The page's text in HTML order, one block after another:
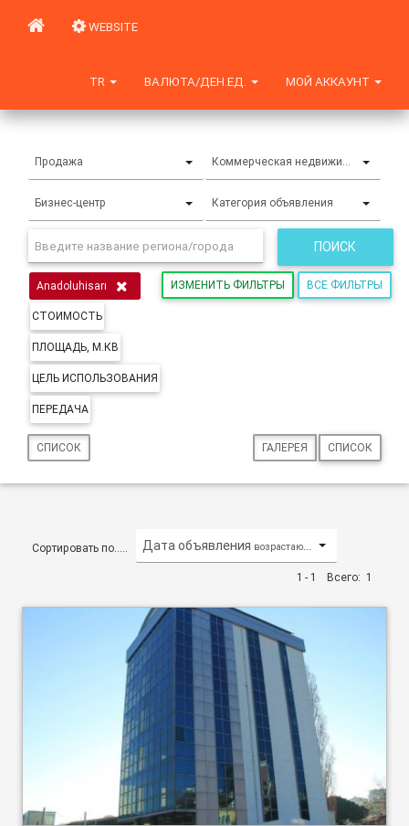
WEBSITE
МОЙ АККАУНТ
ВАЛЮТА/ДЕН.ЕД.
TR
Продажа Коммерческая недвижимость
Бизнес-центр Категория объявления
ПОИСК
Anadoluhisarı
СТОИМОСТЬ
ПЛОЩАДЬ, М.КВ
ЦЕЛЬ ИСПОЛЬЗОВАНИЯ
ПЕРЕДАЧА
ИЗМЕНИТЬ ФИЛЬТРЫ ВСЕ ФИЛЬТРЫ
СПИСОК ГАЛЕРЕЯ СПИСОК
Сортировать по..... Дата объявления возрастающий/по возрастанию
1 - 1 Всего: 1